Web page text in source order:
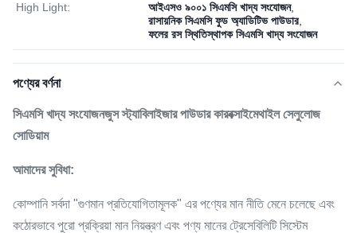
High Light: আইএসও ৯০০১ সিএমসি খাদ্য সংযোজন,
রাসায়নিক সিএমসি ফুড অ্যাডিটিভ পাউডার
ফলের রস স্থিতিস্থাপক সিএমসি খাদ্য সংযোজন
পণ্যের বর্ণনা
সিএমসি খাদ্য সংযোজনজুস স্ট্যাবিলাইজার পাউডার কারবক্সাইমেথাইল সেলুলোজ
সোডিয়াম
আমাদের সুবিধা:
কোম্পানি সর্বদা "গুণমান প্রতিযোগিতামূলক" এর পণ্যের মান নীতি মেনে চলেছে এবং
কঠোরভাবে পুরো প্রক্রিয়া মান নিয়ন্ত্রণ এবং পণ্য মানের ট্রেসেবিলিটি সিস্টেম